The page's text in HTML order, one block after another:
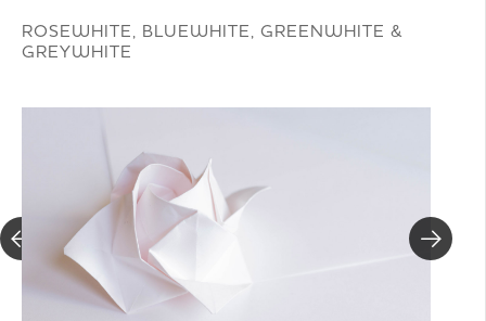
ROSEWHITE, BLUEWHITE, GREENWHITE &
GREYWHITE